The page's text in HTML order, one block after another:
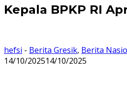
Kepala BPKP RI
hefsi - Berita Gresik, Berita
14/10/202514/10/2025